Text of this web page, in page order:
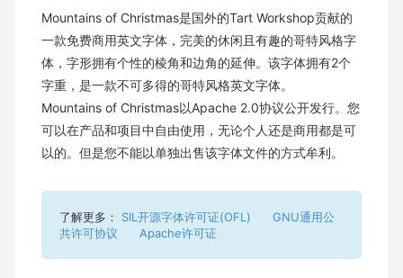
Mountains of Christmas是国外的Tart Workshop贡献的
一款免费商用英文字体，完美的休闲且有趣的哥特风格字
体，字形拥有个性的棱角和边角的延伸。该字体拥有2个
字重，是一款不可多得的哥特风格英文字体。
Mountains of Christmas以Apache 2.0协议公开发行。您
可以在产品和项目中自由使用，无论个人还是商用都是可
以的。但是您不能以单独出售该字体文件的方式牟利。
了解更多： SIL开源字体许可证(OFL)
GNU通用公
共许可协议
Apache许可证